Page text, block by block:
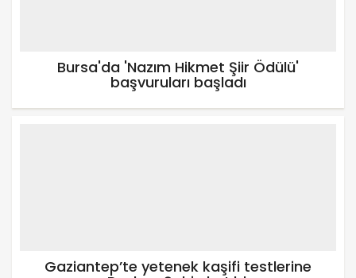
Bursa'da 'Nazım Hikmet Şiir Ödülü'
başvuruları başladı
Gaziantep’te yetenek kaşifi testlerine